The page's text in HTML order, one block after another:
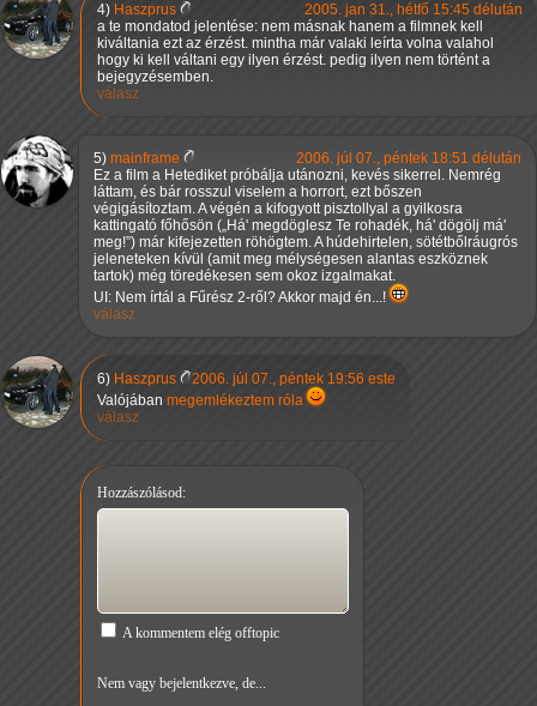
4) Haszprus
2005. jan 31., hétfő 15:45 délután
a te mondatod jelentése: nem másnak hanem a filmnek kell
kiváltania ezt az érzést. mintha már valaki leírta volna valahol
hogy ki kell váltani egy ilyen érzést. pedig ilyen nem történt a
bejegyzésemben.
válasz
5) mainframe
2006. júl 07., péntek 18:51 délután
Ez a film a Hetediket próbálja utánozni, kevés sikerrel. Nemrég
láttam, és bár rosszul viselem a horrort, ezt bőszen
végigásítoztam. A végén a kifogyott pisztollyal a gyilkosra
kattingató főhősön ( Há' megdöglesz Te rohadék, há' dögölj má'
meg! ) már kifejezetten röhögtem. A húdehirtelen, sötétbőlráugrós
jeleneteken kívül (amit meg mélységesen alantas eszköznek
tartok) még töredékesen sem okoz izgalmakat.
UI: Nem írtál a Fűrész 2-ről? Akkor majd én...!
válasz
6) Haszprus
2006. júl 07., péntek 19:56 este
Valójában megemlékeztem róla
válasz
Hozzászólásod:
A kommentem elég offtopic
Nem vagy bejelentkezve, de...